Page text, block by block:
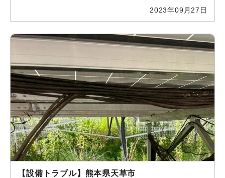
2023年09月27日
【設備トラブル】熊本県天草市